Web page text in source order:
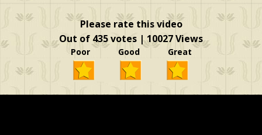
Please rate this video
Out of 435 votes | 10027 Views
Poor Good Great